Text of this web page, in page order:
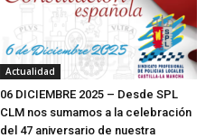
Actualidad
06 DICIEMBRE 2025 – Desde SPL
CLM nos sumamos a la celebración
del 47 aniversario de nuestra